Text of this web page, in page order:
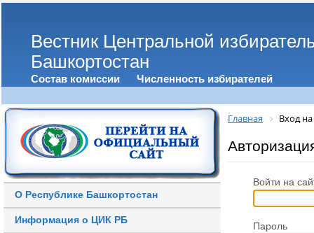
Вестник Центральной
Башкортостан
Состав комиссии Численность избирателей
О Республике Башкортостан
Информация о ЦИК РБ
Главная Вход на
Войти на
Пароль